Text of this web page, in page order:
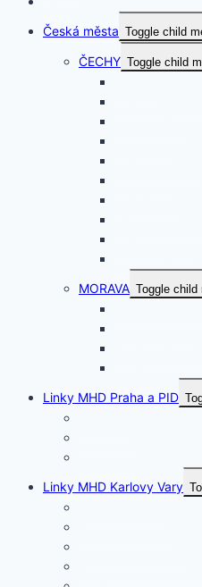
Česká města Toggle child
ČECHY Toggle child
MORAVA Toggle child
Linky MHD Praha a PID
Linky MHD Karlovy Vary